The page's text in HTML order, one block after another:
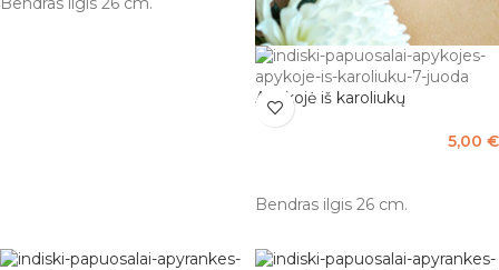
Apykojė iš karoliukų
5,00 €
Bendras ilgis 26 cm.